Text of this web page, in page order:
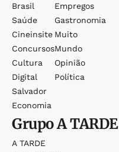
Brasil
Saúde
Cineinsite
Concursos
Cultura
Digital
Salvador
Economia
Empregos
Gastronomia
Muito
Mundo
Opinião
Política
GrupoA TARDE
A TARDE